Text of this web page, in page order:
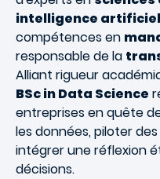
intelligence
compétences en
responsable de la
Alliant rigueur
BSc in Data Science
entreprises en quête
les données, piloter
intégrer une réflexion
décisions.